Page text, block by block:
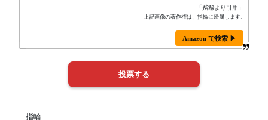
「指輪より引用」
上記画像の著作権は、指輪に帰属します。
Amazon で検索 ▶
指輪